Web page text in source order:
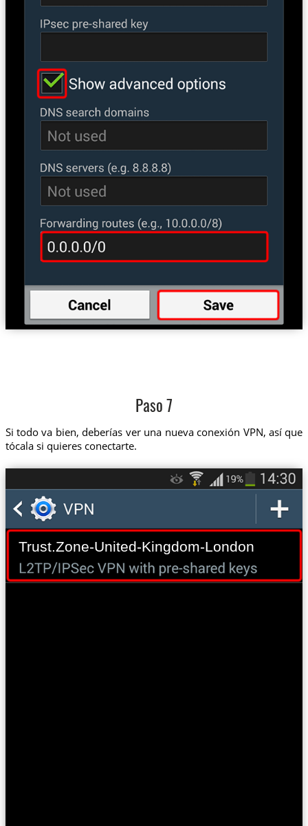
Paso 7
Si todo va bien, deberías ver una nueva conexión VPN, así que
tócala si quieres conectarte.
Trust.Zone-United-Kingdom-London